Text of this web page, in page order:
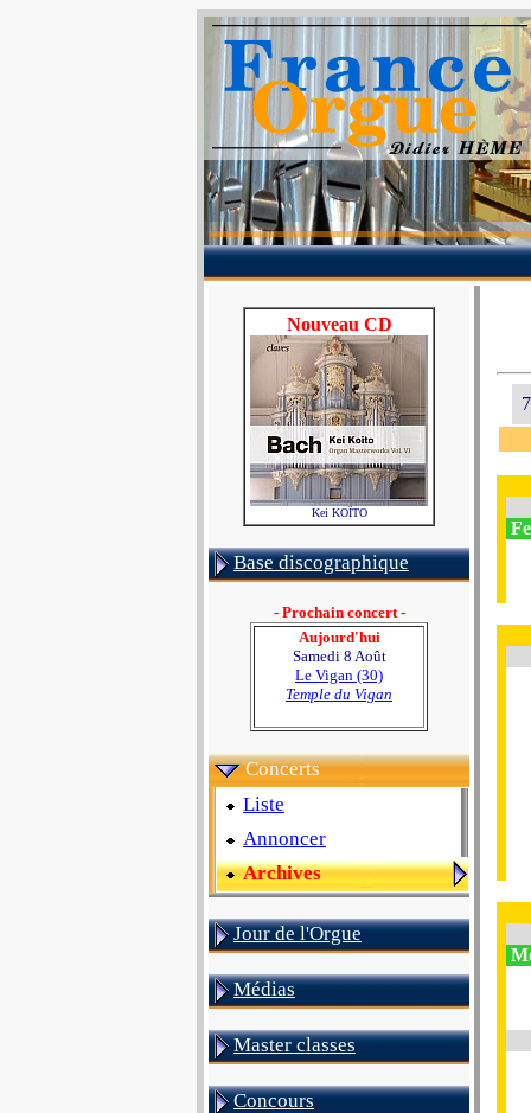
Nouveau CD
Kei KOÏTO
Base discographique
- Prochain concert -
Aujourd'hui
Samedi 8 Août
Le Vigan (30)
Temple du Vigan
Concerts
Liste
Annoncer
Archives
Jour de l'Orgue
Médias
Master classes
Concours